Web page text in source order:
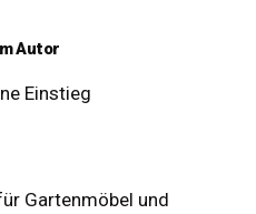
Autor
Einstieg
Gartenmöbel und